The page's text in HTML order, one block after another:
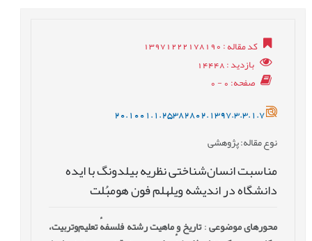
کد مقاله: 13971222178190
بازدید: 14448
صفحه: 0 - 0
20.1001.1.25382802.1397.3.3.1.7
نوع مقاله: پژوهشی
مناسبت انسان‌شناختی نظریه بیلدونگ با ایده
دانشگاه در اندیشه ویلهلم فون هومبُلت
محورهای موضوعی:تاریخ و ماهیت رشته فلسفهٔ ‌تعلیم‌وتربیت،